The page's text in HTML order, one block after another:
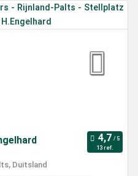
13 ref.
Duitsland